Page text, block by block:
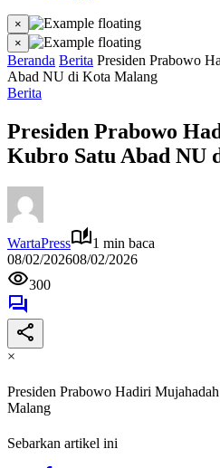
×
×
Beranda Berita Presiden Prabowo
Abad NU di Kota Malang
Berita
Presiden Prabowo
Kubro Satu Abad NU
WartaPress
1 min baca
08/02/202608/02/2026
300
×
Presiden Prabowo Hadiri
Malang
Sebarkan artikel ini